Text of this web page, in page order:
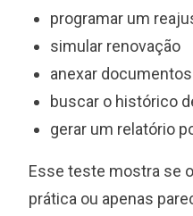
programar um
simular renovação
anexar documentos
buscar o histórico
gerar um relatório
Esse teste mostra se
prática ou apenas